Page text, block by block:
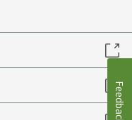
Feedback